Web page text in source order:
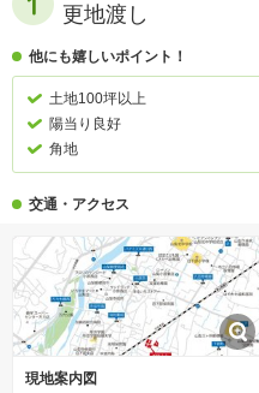
更地渡し
他にも嬉しいポイント！
土地100坪以上
陽当り良好
角地
交通・アクセス
現地案内図